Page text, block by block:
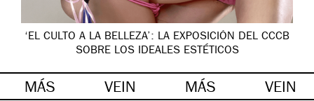
‘EL CULTO A LA BELLEZA’: LA EXPOSICIÓN DEL CCCB
SOBRE LOS IDEALES ESTÉTICOS
MÁS VEIN MÁS VEIN